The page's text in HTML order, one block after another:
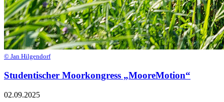
© Jan Hilgendorf
Studentischer Moorkongress „MooreMotion“
02.09.2025